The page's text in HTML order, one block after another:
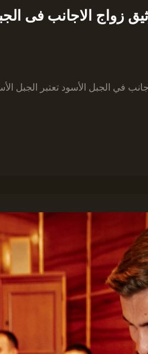
زواج الاجانب فى
في الجبل الأسود تعتبر الجبل